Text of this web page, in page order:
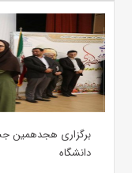
برگزاری هجدهمین
دانشگاه